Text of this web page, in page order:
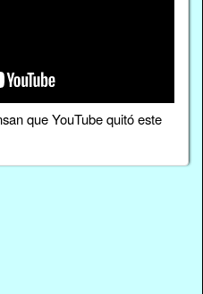
que YouTube quitó este